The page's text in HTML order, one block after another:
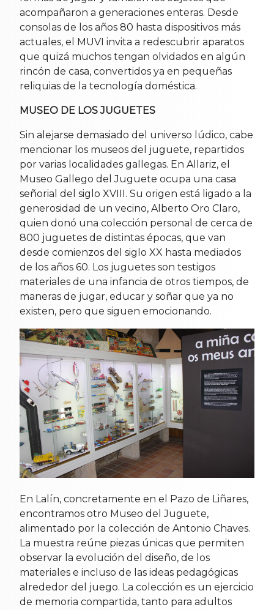
acompañaron a generaciones enteras. Desde
consolas de los años 80 hasta dispositivos más
actuales, el MUVI invita a redescubrir aparatos
que quizá muchos tengan olvidados en algún
rincón de casa, convertidos ya en pequeñas
reliquias de la tecnología doméstica.
MUSEO DE LOS JUGUETES
Sin alejarse demasiado del universo lúdico, cabe
mencionar los museos del juguete, repartidos
por varias localidades gallegas. En Allariz, el
Museo Gallego del Juguete ocupa una casa
señorial del siglo XVIII. Su origen está ligado a la
generosidad de un vecino, Alberto Oro Claro,
quien donó una colección personal de cerca de
800 juguetes de distintas épocas, que van
desde comienzos del siglo XX hasta mediados
de los años 60. Los juguetes son testigos
materiales de una infancia de otros tiempos, de
maneras de jugar, educar y soñar que ya no
existen, pero que siguen emocionando.
En Lalín, concretamente en el Pazo de Liñares,
encontramos otro Museo del Juguete,
alimentado por la colección de Antonio Chaves.
La muestra reúne piezas únicas que permiten
observar la evolución del diseño, de los
materiales e incluso de las ideas pedagógicas
alrededor del juego. La colección es un ejercicio
de memoria compartida, tanto para adultos